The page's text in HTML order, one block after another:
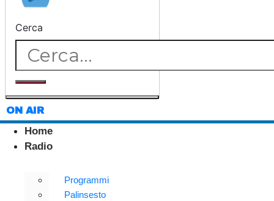
Cerca
ON AIR
Home
Radio
Programmi
Palinsesto